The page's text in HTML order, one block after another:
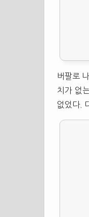
버팔로
치가 없
없었다.